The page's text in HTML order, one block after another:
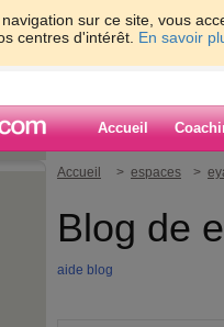
sur ce site, vous
centres d'intérêt. En savoir
Accueil
Accueil > espaces >
Blog de
aide blog